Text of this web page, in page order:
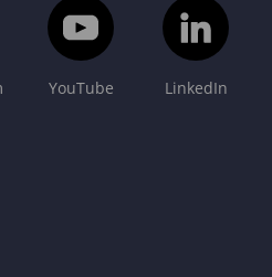
YouTube LinkedIn